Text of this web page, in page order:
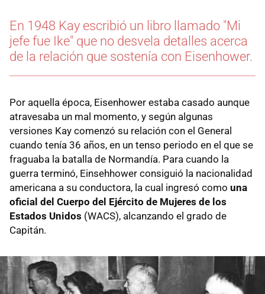
En 1948 Kay escribió un libro llamado "Mi
jefe fue Ike" que no desvela detalles acerca
de la relación que sostenía con Eisenhower.
Por aquella época, Eisenhower estaba casado aunque
atravesaba un mal momento, y según algunas
versiones Kay comenzó su relación con el General
cuando tenía 36 años, en un tenso periodo en el que se
fraguaba la batalla de Normandía. Para cuando la
guerra terminó, Einsehhower consiguió la nacionalidad
americana a su conductora, la cual ingresó como una
oficial del Cuerpo del Ejército de Mujeres de los
Estados Unidos (WACS), alcanzando el grado de
Capitán.